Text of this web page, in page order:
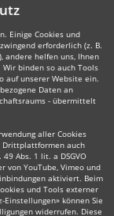
Einige Cookies und
erforderlich (z. B.
andere helfen uns, Ihnen
binden so auch Tools
auf unserer Website ein.
Daten an
- übermittelt
aller Cookies
Drittplattformen auch
Abs. 1 lit. a DSGVO
von YouTube, Vimeo und
aktiviert. Beim
und Tools externer
können Sie
widerrufen. Diese